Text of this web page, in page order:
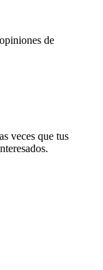
de
veces que tus